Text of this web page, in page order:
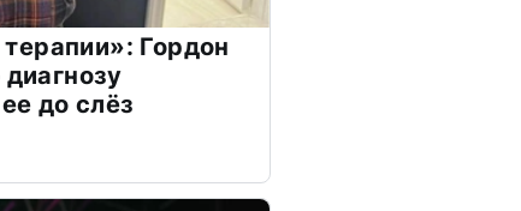
Гордон
до слёз